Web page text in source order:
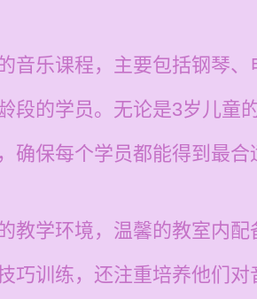
音乐课程，主要包括钢琴
段的学员。无论是3岁儿童
确保每个学员都能得到最合
教学环境，温馨的教室内
巧训练，还注重培养他们